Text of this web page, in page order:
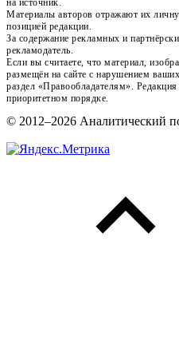
Материалы авторов отражают их
позицией редакции.
За содержание рекламных и
рекламодатель.
Если вы считаете, что материал,
размещён на сайте с нарушением
раздел «Правообладателям».
приоритетном порядке.
© 2012–2026 Аналитический